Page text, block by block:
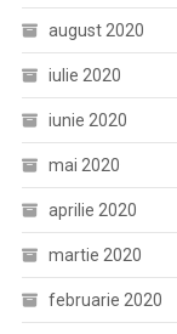
august 2020
iulie 2020
iunie 2020
mai 2020
aprilie 2020
martie 2020
februarie 2020